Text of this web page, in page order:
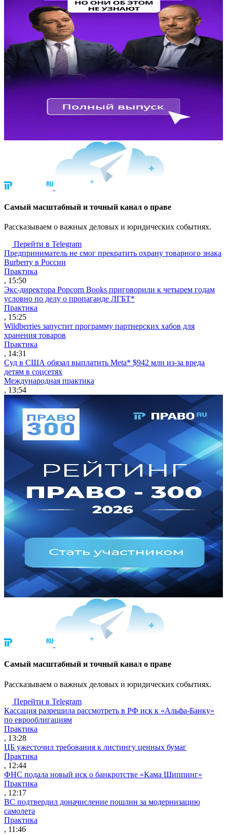
Cамый масштабный и точный канал о праве
Рассказываем о важных деловых и юридических событиях.
Перейти в Telegram
Предприниматель не смог прекратить охрану товарного знака
Burberry в России
Практика
, 15:50
Экс-директора Popcorn Books приговорили к четырем годам
условно по делу о пропаганде ЛГБТ*
Практика
, 15:25
Wildberries запустит программу партнерских хабов для
хранения товаров
Практика
, 14:31
Суд в США обязал выплатить Meta* $942 млн из-за вреда
детям в соцсетях
Международная практика
, 13:54
Cамый масштабный и точный канал о праве
Рассказываем о важных деловых и юридических событиях.
Перейти в Telegram
Кассация разрешила рассмотреть в РФ иск к «Альфа-Банку»
по еврооблигациям
Практика
, 13:28
ЦБ ужесточил требования к листингу ценных бумаг
Практика
, 12:44
ФНС подала новый иск о банкротстве «Кама Шиппинг»
Практика
, 12:17
ВС подтвердил доначисление пошлин за модернизацию
самолета
Практика
, 11:46